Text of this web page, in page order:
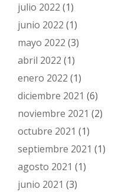
julio 2022 (1)
junio 2022 (1)
mayo 2022 (3)
abril 2022 (1)
enero 2022 (1)
diciembre 2021 (6)
noviembre 2021 (2)
octubre 2021 (1)
septiembre 2021 (1)
agosto 2021 (1)
junio 2021 (3)